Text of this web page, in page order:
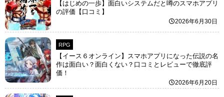
【はじめの一歩】面白いシステムだと噂のスマホアプリ
の評価【口コミ】
2026年6月30日
RPG
【イース６オンライン】スマホアプリになった伝説の名
作は面白い？面白くない？口コミとレビューで徹底評
価！
2026年6月20日